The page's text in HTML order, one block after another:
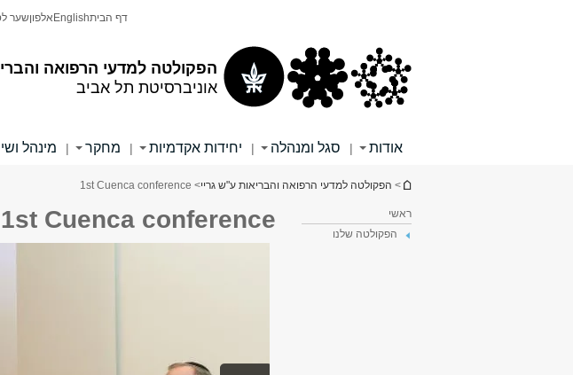
הפקולטה למדעי הרפואה
אוניברסיטת תל אביב
דף הביתEnglish אלפוןשער
אודות | סגל ומנהלה | יחידות אקדמיות | מחקר | מינהל
הינך נמצא כאן
> הפקולטה למדעי הרפואה והבריאות ע"ש גריי> 1st Cuenca conference
ראשי
הפקולטה שלנו
1st Cuenca conference